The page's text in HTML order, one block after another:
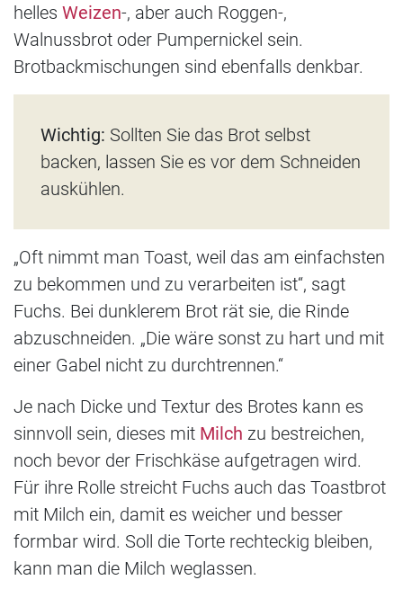
helles Weizen-, aber auch Roggen-,
Walnussbrot oder Pumpernickel sein.
Brotbackmischungen sind ebenfalls denkbar.
Wichtig: Sollten Sie das Brot selbst
backen, lassen Sie es vor dem Schneiden
auskühlen.
„Oft nimmt man Toast, weil das am einfachsten
zu bekommen und zu verarbeiten ist“, sagt
Fuchs. Bei dunklerem Brot rät sie, die Rinde
abzuschneiden. „Die wäre sonst zu hart und mit
einer Gabel nicht zu durchtrennen.“
Je nach Dicke und Textur des Brotes kann es
sinnvoll sein, dieses mit Milch zu bestreichen,
noch bevor der Frischkäse aufgetragen wird.
Für ihre Rolle streicht Fuchs auch das Toastbrot
mit Milch ein, damit es weicher und besser
formbar wird. Soll die Torte rechteckig bleiben,
kann man die Milch weglassen.